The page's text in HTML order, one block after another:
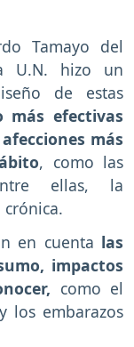
Tamayo del
U.N. hizo un
de estas
más efectivas
más
, como las
ellas, la
en cuenta las
impactos
como el
los embarazos